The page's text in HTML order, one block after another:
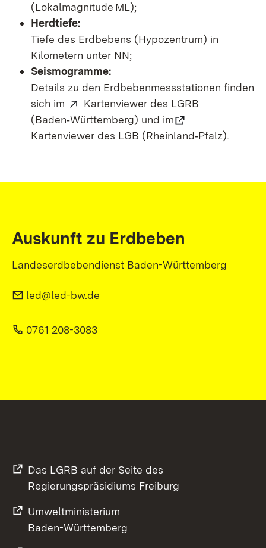
(Lokalmagnitude ML);
Herdtiefe:
Tiefe des Erdbebens (Hypozentrum) in
Kilometern unter NN;
Seismogramme:
Details zu den Erdbebenmessstationen finden
sich im
Kartenviewer des LGRB
(Baden‑Württemberg) und im
Kartenviewer des LGB (Rheinland‑Pfalz).
Auskunft zu Erdbeben
Landeserdbebendienst Baden-Württemberg
led@led-bw.de
0761 208-3083
Das LGRB auf der Seite des
Regierungspräsidiums Freiburg
Umweltministerium
Baden-Württemberg